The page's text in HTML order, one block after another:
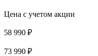
Цена с учетом акции
58 990 ₽
73 990 ₽